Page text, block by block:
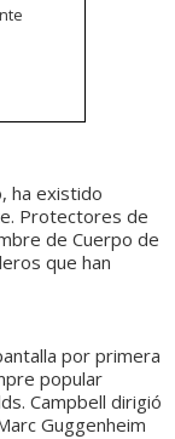
ha existido
Protectores de
de Cuerpo de
que han
por primera
popular
Campbell dirigió
Guggenheim